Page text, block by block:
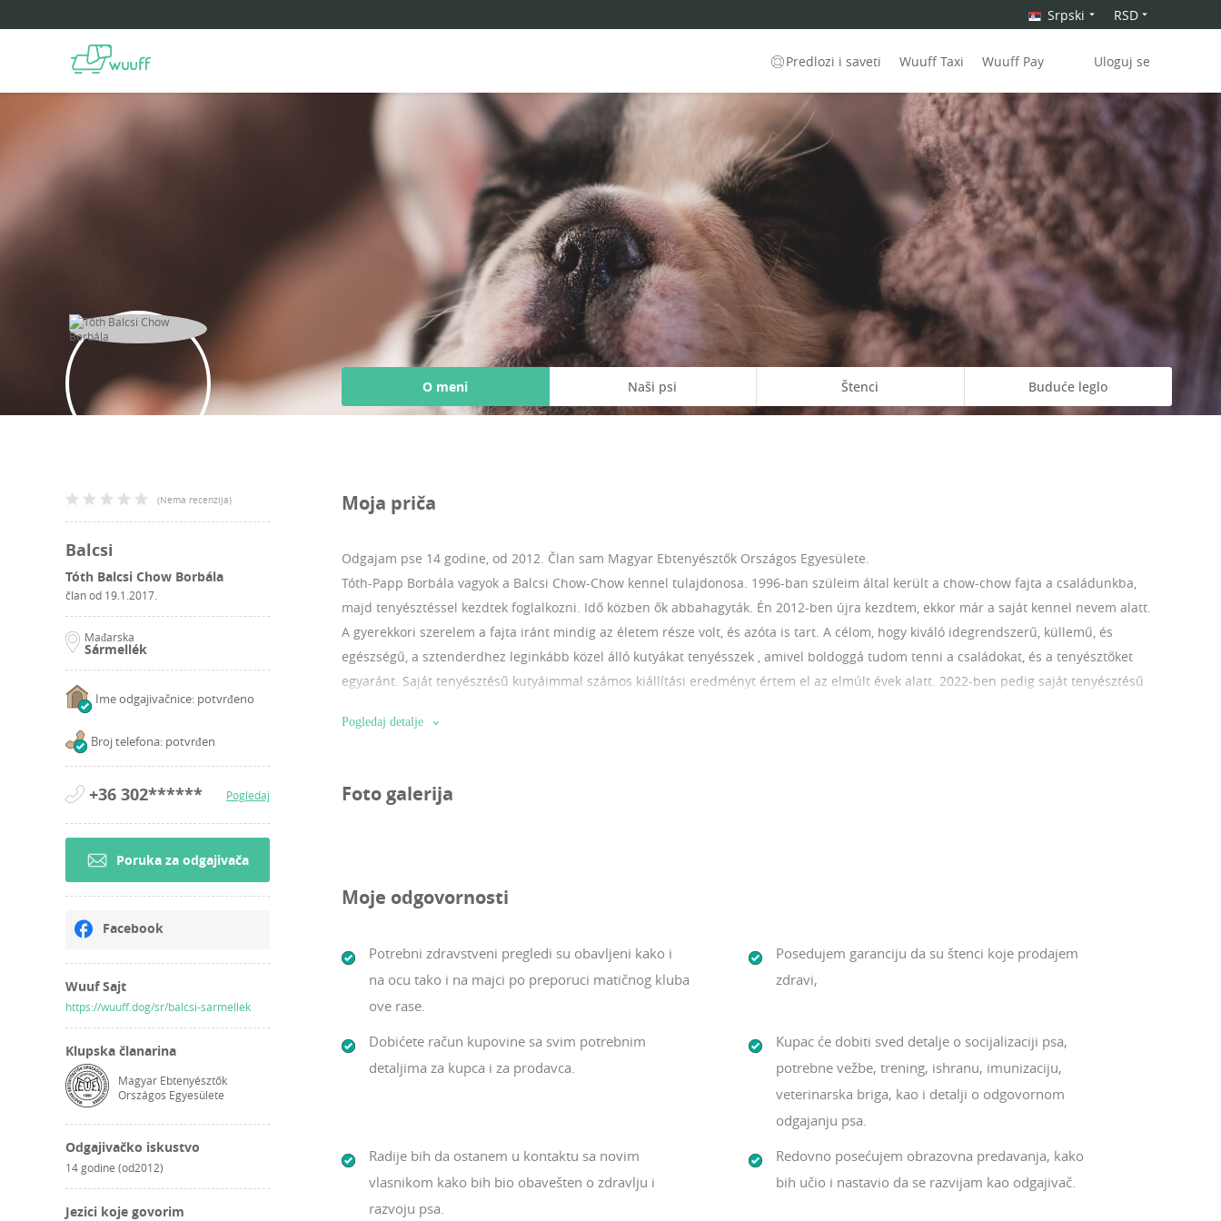
Srpski RSD
Predlozi i saveti Wuuff Taxi Wuuff Pay Uloguj se
(Nema recenzija)
Balcsi
Tóth Balcsi Chow Borbála
član od 19.1.2017.
Mađarska
Sármellék
Ime odgajivačnice: potvrđeno
Broj telefona: potvrđen
+36 302****** Pogledaj
Poruka za odgajivača
Facebook
Wuuf Sajt
https://wuuff.dog/sr/balcsi-sarmellek
Klupska članarina
Magyar Ebtenyésztők
Országos Egyesülete
Odgajivačko iskustvo
14 godine (od2012)
Jezici koje govorim
O meni Naši psi Štenci Buduće leglo
Moja priča
Odgajam pse 14 godine, od 2012. Član sam Magyar Ebtenyésztők Országos Egyesülete.
Tóth-Papp Borbála vagyok a Balcsi Chow-Chow kennel tulajdonosa. 1996-ban szüleim által került a chow-chow fajta a családunkba,
majd tenyésztéssel kezdtek foglalkozni. Idő közben ők abbahagyták. Én 2012-ben újra kezdtem, ekkor már a saját kennel nevem alatt.
A gyerekkori szerelem a fajta iránt mindig az életem része volt, és azóta is tart. A célom, hogy kiváló idegrendszerű, küllemű, és
egészségű, a sztenderdhez leginkább közel álló kutyákat tenyésszek , amivel boldoggá tudom tenni a családokat, és a tenyésztőket
egyaránt. Saját tenyésztésű kutyáimmal számos kiállítási eredményt értem el az elmúlt évek alatt. 2022-ben pedig saját tenyésztésű
előírt egészségügyi szűrésekre mentes kutyákkal végzem. A tervezett párosításokat alaposan, jó előre átgondolom, hogy a lehető
Pogledaj detalje
Foto galerija
Moje odgovornosti
Potrebni zdravstveni pregledi su obavljeni kako i
na ocu tako i na majci po preporuci matičnog kluba
ove rase.
Posedujem garanciju da su štenci koje prodajem
zdravi,
Dobićete račun kupovine sa svim potrebnim
detaljima za kupca i za prodavca.
Kupac će dobiti sved detalje o socijalizaciji psa,
potrebne vežbe, trening, ishranu, imunizaciju,
veterinarska briga, kao i detalji o odgovornom
odgajanju psa.
Radije bih da ostanem u kontaktu sa novim
vlasnikom kako bih bio obavešten o zdravlju i
razvoju psa.
Redovno posećujem obrazovna predavanja, kako
bih učio i nastavio da se razvijam kao odgajivač.